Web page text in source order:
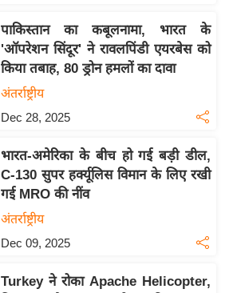
पाकिस्तान का कबूलनामा, भारत के
'ऑपरेशन सिंदूर' ने रावलपिंडी एयरबेस को
किया तबाह, 80 ड्रोन हमलों का दावा
अंतर्राष्ट्रीय
Dec 28, 2025
भारत-अमेरिका के बीच हो गई बड़ी डील,
C-130 सुपर हर्क्यूलिस विमान के लिए रखी
गई MRO की नींव
अंतर्राष्ट्रीय
Dec 09, 2025
Turkey ने रोका Apache Helicopter,